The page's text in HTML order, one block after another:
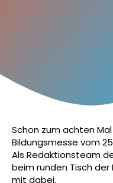
Schon zum achten
Bildungsmesse vom
Als Redaktionsteam
beim runden Tisch
mit dabei.